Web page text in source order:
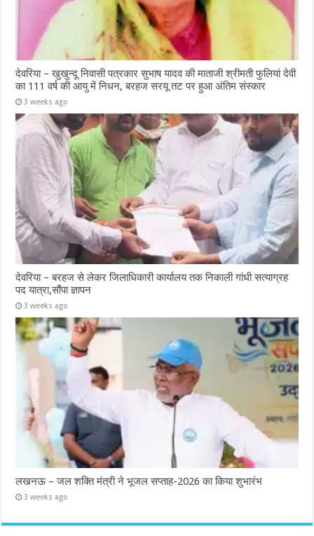
देवरिया – खुखुन्दू निवासी पत्रकार सुभाष यादव की माताजी श्रीमती फुलियां देवी
का 111 वर्ष की आयु में निधन, बरहज सरयू तट पर हुआ अंतिम संस्कार
3 weeks ago
देवरिया – बरहज से लेकर जिलाधिकारी कार्यालय तक निकाली गांधी सत्याग्रह
पद यात्रा,सौंपा ज्ञापन
3 weeks ago
लखनऊ – जल शक्ति मंत्री ने भूजल सप्ताह-2026 का किया शुभारंभ
3 weeks ago